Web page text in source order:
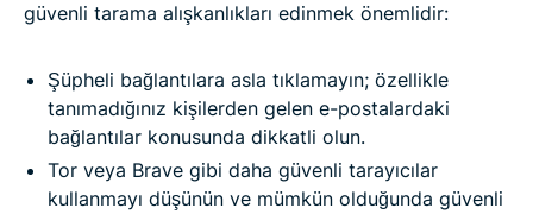
güvenli tarama alışkanlıkları edinmek önemlidir:
Şüpheli bağlantılara asla tıklamayın; özellikle
tanımadığınız kişilerden gelen e-postalardaki
bağlantılar konusunda dikkatli olun.
Tor veya Brave gibi daha güvenli tarayıcılar
kullanmayı düşünün ve mümkün olduğunda güvenli